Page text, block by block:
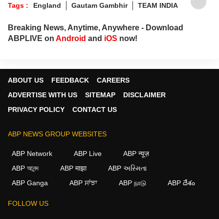
Tags : England Gautam Gambhir TEAM INDIA
Breaking News, Anytime, Anywhere - Download
ABPLIVE on Android and iOS now!
ABOUT US FEEDBACK
CAREERS
ADVERTISE WITH US
SITEMAP
DISCLAIMER
PRIVACY POLICY
CONTACT US
ABP NEWS GROUP WEBSITES
ABP Network ABP Live
ABP न्यूज़
ABP আনন্দ
ABP माझा
ABP અસ્મિતા
ABP Ganga
ABP ਸਾਂਝਾ ABP நாடு ABP దేశం
FOLLOW US